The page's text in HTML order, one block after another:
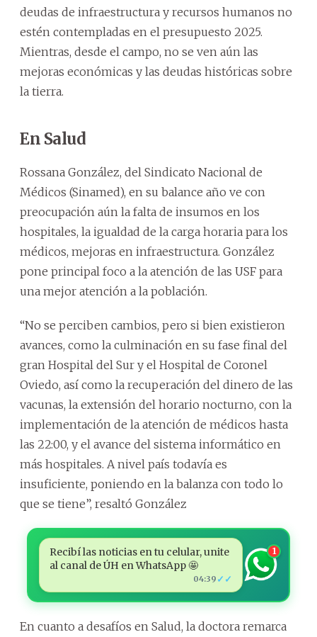
deudas de infraestructura y recursos humanos no
estén contempladas en el presupuesto 2025.
Mientras, desde el campo, no se ven aún las
mejoras económicas y las deudas históricas sobre
la tierra.
En Salud
Rossana González, del Sindicato Nacional de
Médicos (Sinamed), en su balance año ve con
preocupación aún la falta de insumos en los
hospitales, la igualdad de la carga horaria para los
médicos, mejoras en infraestructura. González
pone principal foco a la atención de las USF para
una mejor atención a la población.
“No se perciben cambios, pero si bien existieron
avances, como la culminación en su fase final del
gran Hospital del Sur y el Hospital de Coronel
Oviedo, así como la recuperación del dinero de las
vacunas, la extensión del horario nocturno, con la
implementación de la atención de médicos hasta
las 22:00, y el avance del sistema informático en
más hospitales. A nivel país todavía es
insuficiente, poniendo en la balanza con todo lo
que se tiene”, resaltó González
Recibí las noticias en tu celular, unite
al canal de ÚH en WhatsApp 🤩
04:39 ✓✓
1
En cuanto a desafíos en Salud, la doctora remarca